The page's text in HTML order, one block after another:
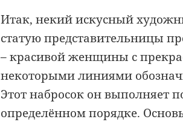
Итак, некий искусный
статую представительницы
– красивой женщины с
некоторыми линиями
Этот набросок он выполняет
определённом порядке.